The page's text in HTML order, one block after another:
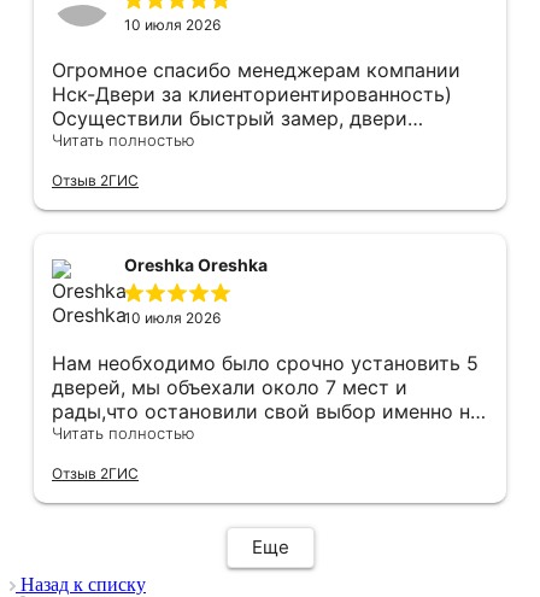
10 июля 2026
Огромное спасибо менеджерам компании
Нск-Двери за клиенториентированность)
Осуществили быстрый замер, двери
оказались в наличии. По доставке
компанию, где я могу указать удобный для
меня интервал времени, а не ждать весь
монтаж дверей, спасибо мастеру Антону за
его труд!!!
Читать полностью
Отзыв 2ГИС
Oreshka Oreshka
10 июля 2026
Нам необходимо было срочно установить 5
дверей, мы объехали около 7 мест и
рады,что остановили свой выбор именно на
этой компании.Здесь оказались нужные нам
других местах ожидание было от 3 недель).
Хочется отметить скорость и
добросовестность данной компании.Через
час после покупки дверей у нас уже был
замерщик на кв,на следующий день
Читать полностью
Отзыв 2ГИС
Еще
Назад к списку